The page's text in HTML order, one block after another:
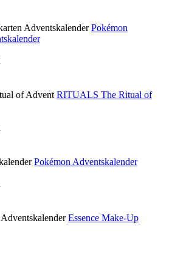
Pokémon
RITUALS The Ritual of
Pokémon Adventskalender
Essence Make-Up